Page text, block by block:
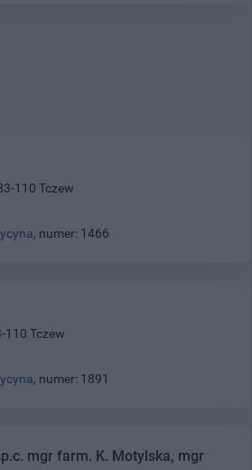
110 Tczew
, numer: 1466
110 Tczew
, numer: 1891
mgr farm. K. Motylska, mgr